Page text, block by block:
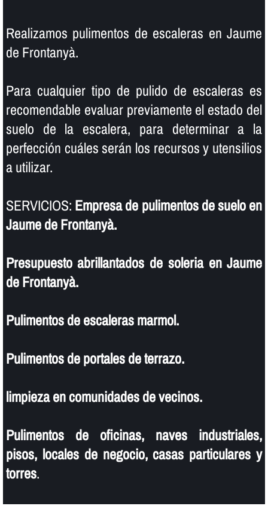
Realizamos pulimentos de escaleras en Jaume
de Frontanyà.
Para cualquier tipo de pulido de escaleras es
recomendable evaluar previamente el estado del
suelo de la escalera, para determinar a la
perfección cuáles serán los recursos y utensilios
a utilizar.
SERVICIOS: Empresa de pulimentos de suelo en
Jaume de Frontanyà.
Presupuesto abrillantados de soleria en Jaume
de Frontanyà.
Pulimentos de escaleras marmol.
Pulimentos de portales de terrazo.
limpieza en comunidades de vecinos.
Pulimentos de oficinas, naves industriales,
pisos, locales de negocio, casas particulares y
torres.